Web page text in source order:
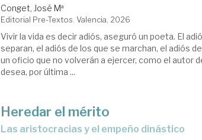
Conget, José Mª
Editorial Pre-Textos. Valencia, 2026
Vivir la vida es decir adiós, aseguró un poeta. El
separan, el adiós de los que se marchan, el adiós
un oficio que no volverán a ejercer, como el autor
desea, por última ...
Heredar el mérito
Las aristocracias y el empeño dinástico